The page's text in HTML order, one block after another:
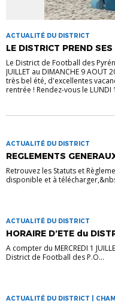
ACTUALITÉ DU DISTRICT
LE DISTRICT PREND
Le District de Football des
JUILLET au DIMANCHE 9
très bel été, d'excellentes
rentrée ! Rendez-vous le
ACTUALITÉ DU DISTRICT
REGLEMENTS
Retrouvez les Statuts et
disponible et à
ACTUALITÉ DU DISTRICT
HORAIRE D’ETE du
A compter du MERCREDI 1
District de Football des P.O...
ACTUALITÉ DU DISTRICT |